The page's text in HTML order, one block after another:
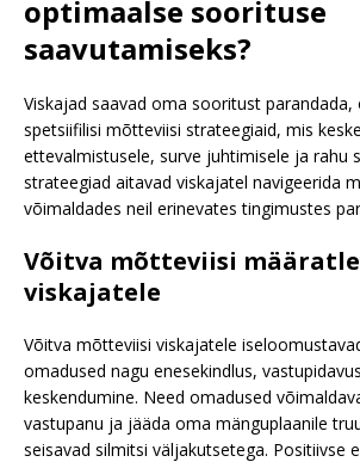
optimaalse soorituse
saavutamiseks?
Viskajad saavad oma sooritust parandada,
spetsiifilisi mõtteviisi strateegiaid, mis
ettevalmistusele, surve juhtimisele ja rahu
strateegiad aitavad viskajatel navigeerida
võimaldades neil erinevates tingimustes
Võitva mõtteviisi
viskajatele
Võitva mõtteviisi viskajatele
omadused nagu enesekindlus,
keskendumine. Need omadused
vastupanu ja jääda oma mänguplaanile
seisavad silmitsi väljakutsetega. Positiivse